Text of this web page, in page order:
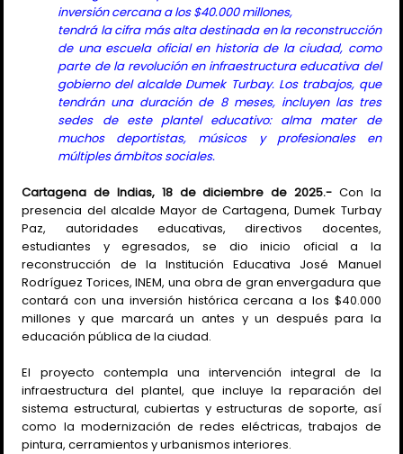
inversión cercana a los $40.000 millones,
tendrá la cifra más alta destinada en la reconstrucción
de una escuela oficial en historia de la ciudad, como
parte de la revolución en infraestructura educativa del
gobierno del alcalde Dumek Turbay. Los trabajos, que
tendrán una duración de 8 meses, incluyen las tres
sedes de este plantel educativo: alma mater de
muchos deportistas, músicos y profesionales en
múltiples ámbitos sociales.
Cartagena de Indias, 18 de diciembre de 2025.-Con la
presencia del alcalde Mayor de Cartagena, Dumek Turbay
Paz, autoridades educativas, directivos docentes,
estudiantes y egresados, se dio inicio oficial a la
reconstrucción de la Institución Educativa José Manuel
Rodríguez Torices, INEM, una obra de gran envergadura que
contará con una inversión histórica cercana a los $40.000
millones y que marcará un antes y un después para la
educación pública de la ciudad.
El proyecto contempla una intervención integral de la
infraestructura del plantel, que incluye la reparación del
sistema estructural, cubiertas y estructuras de soporte, así
como la modernización de redes eléctricas, trabajos de
pintura, cerramientos y urbanismos interiores.